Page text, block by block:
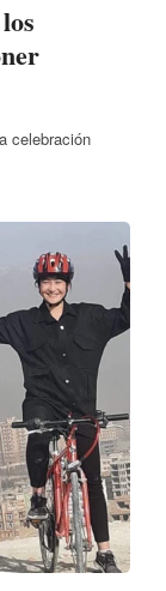
celebración